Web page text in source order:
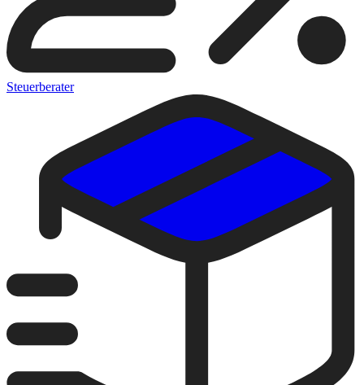
Steuerberater